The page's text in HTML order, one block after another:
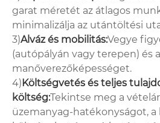
garat méretét az átlagos
minimalizálja az utántöltési
3)Alváz és mobilitás:Vegye
(autópályán vagy terepen) és
manőverezőképességet.
4)Költségvetés és teljes
költség:Tekintse meg a
üzemanyag-hatékonyságot, a